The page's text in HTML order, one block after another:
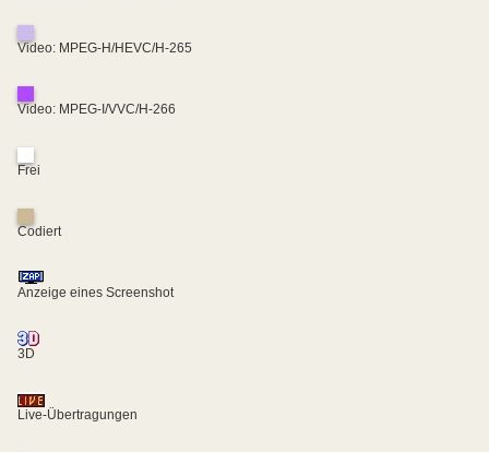
Video: MPEG-H/HEVC/H-265
Video: MPEG-I/VVC/H-266
Frei
Codiert
Anzeige eines Screenshot
3D
Live-Übertragungen